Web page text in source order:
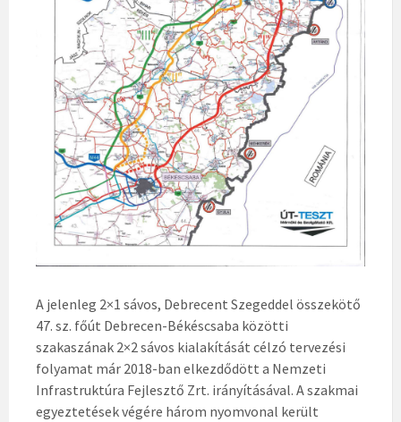
A jelenleg 2×1 sávos, Debrecent Szegeddel összekötő
47. sz. főút Debrecen-Békéscsaba közötti
szakaszának 2×2 sávos kialakítását célzó tervezési
folyamat már 2018-ban elkezdődött a Nemzeti
Infrastruktúra Fejlesztő Zrt. irányításával. A szakmai
egyeztetések végére három nyomvonal került